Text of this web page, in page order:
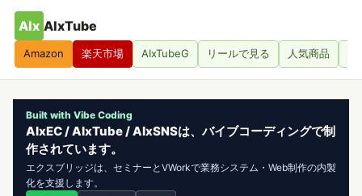
AIx AIxTube
Amazon 楽天市場 AIxTubeG リールで見る 人気商品
Built with Vibe Coding
AIxEC / AIxTube / AIxSNSは、バイブコーディングで制
作されています。
エクスブリッジは、セミナーとVWorkで業務システム・Web制作の内製
化を支援します。